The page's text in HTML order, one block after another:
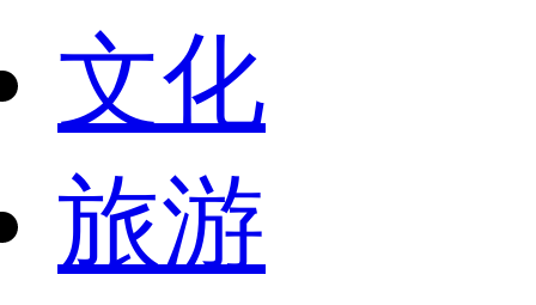
文化
旅游